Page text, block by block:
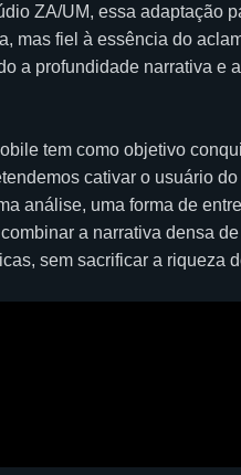
ZA/UM, essa adaptação
mas fiel à essência do
a profundidade narrativa e
tem como objetivo
cativar o usuário
análise, uma forma de
a narrativa densa de
sem sacrificar a riqueza